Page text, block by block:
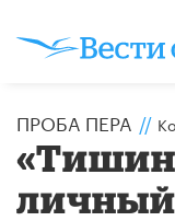
ПРОБА ПЕРА //
личный